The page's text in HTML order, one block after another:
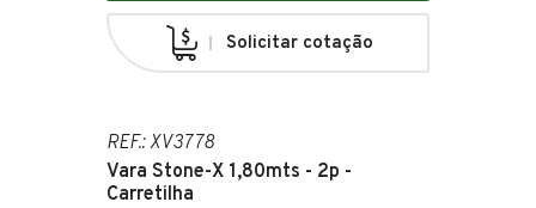
Solicitar cotação
REF.: XV3778
Vara Stone-X 1,80mts - 2p -
Carretilha